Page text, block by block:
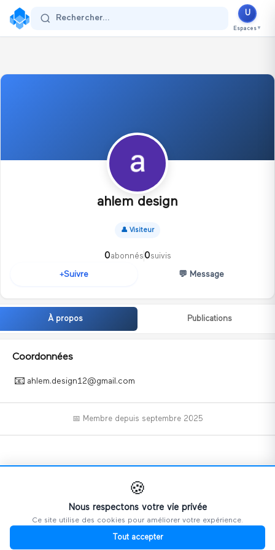
Se connecter
Rechercher...
U
Espaces ▼
ahlem design
👤 Visiteur
0abonnés0suivis
+Suivre 💬 Message
À propos Publications
Coordonnées
📧 ahlem.design12@gmail.com
📅 Membre depuis septembre 2025
📝
Ce profil n'a pas encore ajouté d'informations.
🍪
Nous respectons votre vie privée
Ce site utilise des cookies pour améliorer votre expérience.
Tout accepter